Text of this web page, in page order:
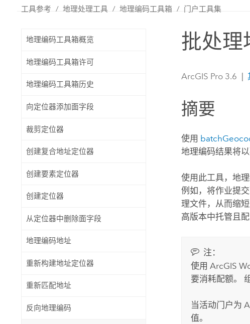
ArcGIS Enterprise
开发者技术
构建制图和空间分析应用程序
能源公用事业
电信
交通运输
者
探
工具参考 地理处理工具 地理编码工具箱 门户工具集
地理编码工具箱概览
地理编码工具箱许可
地理编码工具箱历史
向定位器添加面字段
裁剪定位器
创建复合地址定位器
创建要素定位器
创建定位器
从定位器中删除面字段
地理编码地址
重新构建地址定位器
重新匹配地址
反向地理编码
批处理
ArcGIS Pro 3.6
摘要
使用
地理编码结果将
使用此工具，地
例如，将作业提
理文件，从而缩
高版本中托管且
注：
使用 ArcGIS
要消耗配额。
当活动门户为
值。